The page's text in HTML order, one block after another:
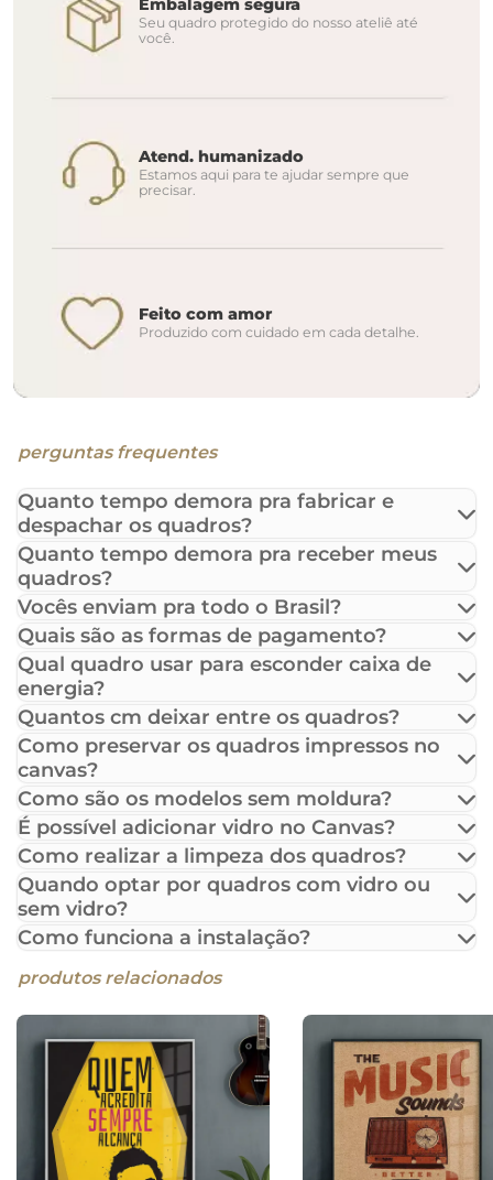
Embalagem segura
Seu quadro protegido do nosso ateliê até
você.
Atend. humanizado
Estamos aqui para te ajudar sempre que
precisar.
Feito com amor
Produzido com cuidado em cada detalhe.
perguntas frequentes
Quanto tempo demora pra fabricar e
despachar os quadros?
Quanto tempo demora pra receber meus
quadros?
Vocês enviam pra todo o Brasil?
Quais são as formas de pagamento?
Qual quadro usar para esconder caixa de
energia?
Quantos cm deixar entre os quadros?
Como preservar os quadros impressos no
canvas?
Como são os modelos sem moldura?
É possível adicionar vidro no Canvas?
Como realizar a limpeza dos quadros?
Quando optar por quadros com vidro ou
sem vidro?
Como funciona a instalação?
produtos relacionados